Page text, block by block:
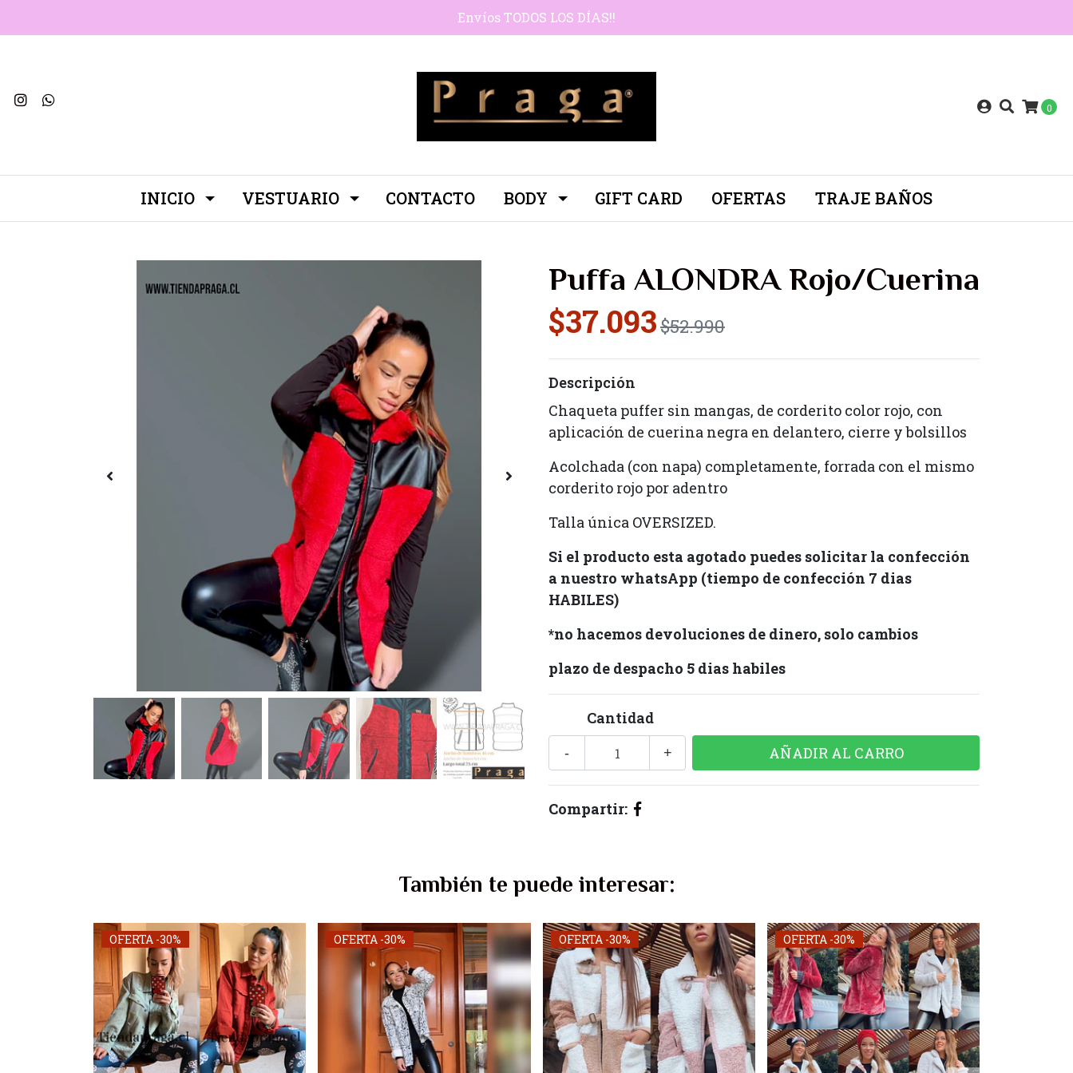
Envíos TODOS LOS DÍAS!!
0
INICIO VESTUARIO CONTACTO BODY GIFT CARD OFERTAS TRAJE BAÑOS
Puffa ALONDRA Rojo/Cuerina
$37.093$52.990
Descripción
Chaqueta puffer sin mangas, de corderito color rojo, con
aplicación de cuerina negra en delantero, cierre y bolsillos
Acolchada (con napa) completamente, forrada con el mismo
corderito rojo por adentro
Talla única OVERSIZED.
Si el producto esta agotado puedes solicitar la confección
a nuestro whatsApp (tiempo de confección 7 dias
HABILES)
*no hacemos devoluciones de dinero, solo cambios
plazo de despacho 5 dias habiles
Cantidad
+
-
Compartir:
También te puede interesar:
OFERTA -30% OFERTA -30% OFERTA -30% OFERTA -30%